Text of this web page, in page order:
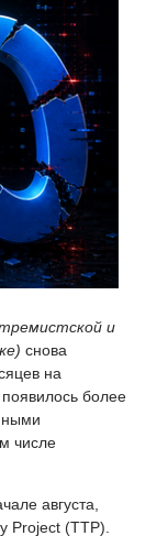
и
снова
на
более
числе
августа,
Project (TTP).